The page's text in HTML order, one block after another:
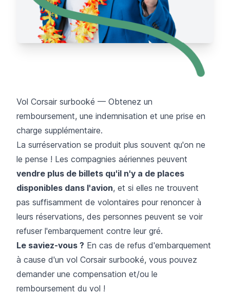
Vol Corsair surbooké — Obtenez un
remboursement, une indemnisation et une prise en
charge supplémentaire.
La surréservation se produit plus souvent qu'on ne
le pense ! Les compagnies aériennes peuvent
vendre plus de billets qu'il n'y a de places
disponibles dans l'avion, et si elles ne trouvent
pas suffisamment de volontaires pour renoncer à
leurs réservations, des personnes peuvent se voir
refuser l'embarquement contre leur gré.
Le saviez-vous ? En cas de refus d'embarquement
à cause d'un vol Corsair surbooké, vous pouvez
demander une compensation et/ou le
remboursement du vol !